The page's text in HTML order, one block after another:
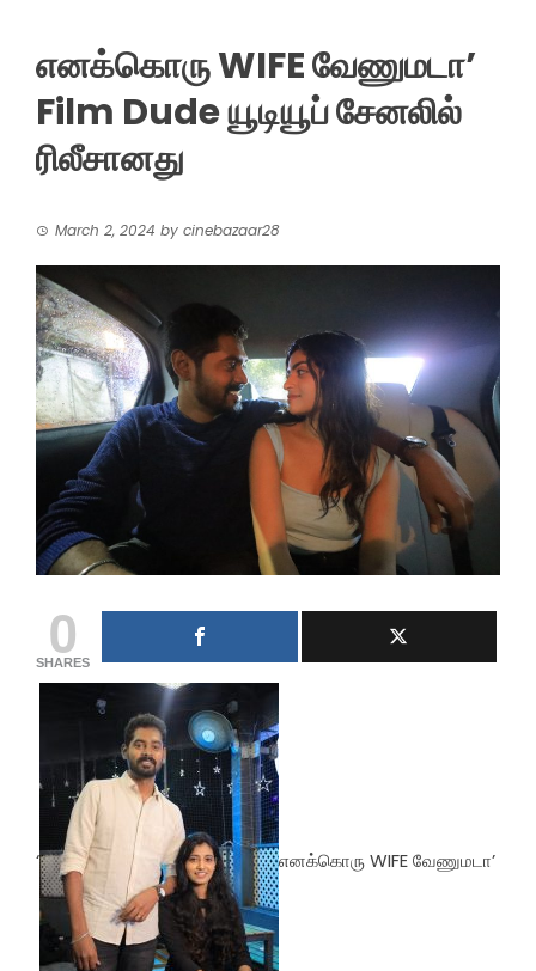
எனக்கொரு WIFE வேணுமடா’
Film Dude யூடியூப் சேனலில்
ரிலீசானது
March 2, 2024 by cinebazaar28
0
SHARES
‘ எனக்கொரு WIFE வேணுமடா’